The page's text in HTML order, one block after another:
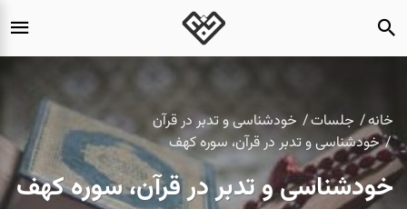
خانه جلسات
خودشناسی و تدبر در قرآن
خودشناسی و تدبر در قرآن، سوره کهف
خودشناسی و تدبر در قرآن، سوره کهف